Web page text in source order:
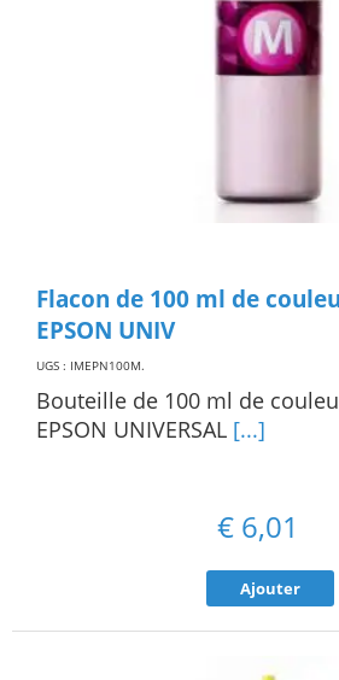
Flacon de 100 ml de
EPSON UNIV
UGS : IMEPN100M.
Bouteille de 100 ml de
EPSON UNIVERSAL [...]
€ 6,01
Ajouter